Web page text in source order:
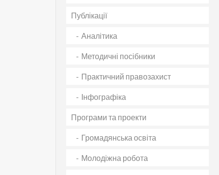
Публікації
Аналітика
Методичні посібники
Практичний правозахист
Інфографіка
Програми та проекти
Громадянська освіта
Молодіжна робота